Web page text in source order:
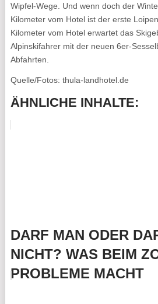
Wipfel-Wege. Und wenn doch der
Kilometer vom Hotel ist der erste
Kilometer vom Hotel erwartet das
Alpinskifahrer mit der neuen 6er-
Abfahrten.
Quelle/Fotos: thula-landhotel.de
ÄHNLICHE INHALTE:
DARF MAN ODER
NICHT? WAS BEIM
PROBLEME MACHT